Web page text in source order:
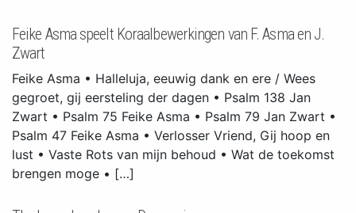
Feike Asma speelt Koraalbewerkingen van F. Asma en J.
Zwart
Feike Asma • Halleluja, eeuwig dank en ere / Wees
gegroet, gij eersteling der dagen • Psalm 138 Jan
Zwart • Psalm 75 Feike Asma • Psalm 79 Jan Zwart •
Psalm 47 Feike Asma • Verlosser Vriend, Gij hoop en
lust • Vaste Rots van mijn behoud • Wat de toekomst
brengen moge • […]